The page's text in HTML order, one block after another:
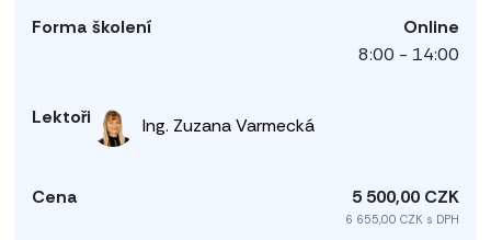
Online
8:00 - 14:00
Ing. Zuzana Varmecká
5 500,00 CZK
6 655,00 CZK s DPH